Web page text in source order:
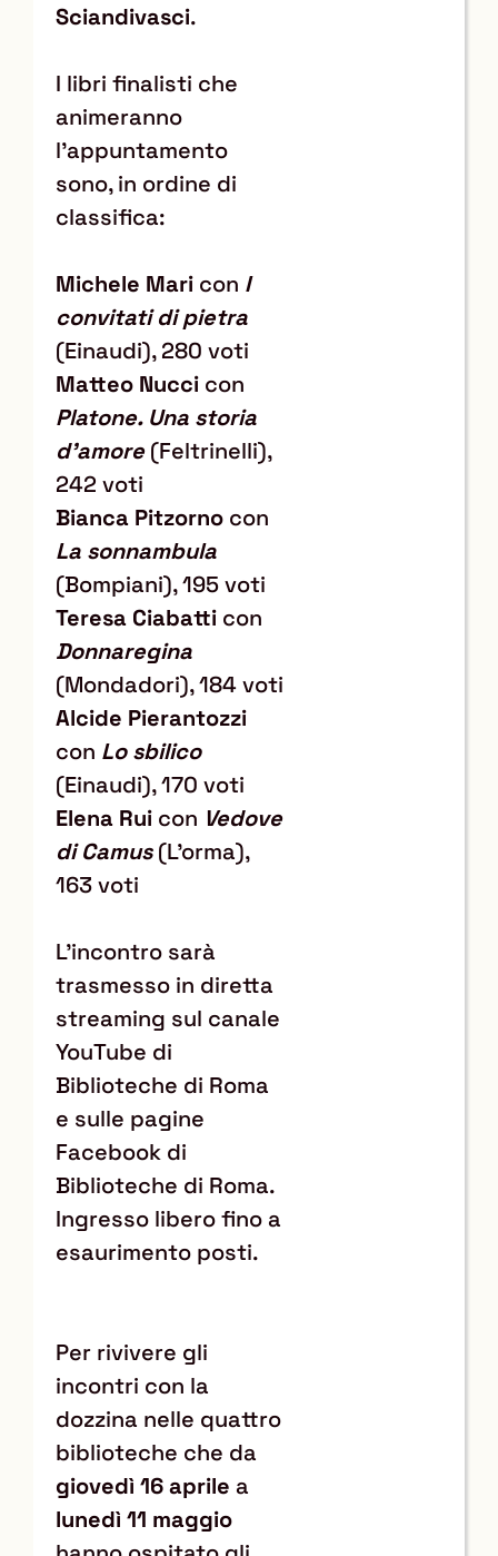
Sciandivasci.
I libri finalisti che
animeranno
l'appuntamento
sono, in ordine di
classifica:
Michele Mari con I
convitati di pietra
(Einaudi), 280 voti
Matteo Nucci con
Platone. Una storia
d’amore(Feltrinelli),
242 voti
Bianca Pitzorno con
La sonnambula
(Bompiani), 195 voti
Teresa Ciabatti con
Donnaregina
(Mondadori), 184 voti
Alcide Pierantozzi
con Lo sbilico
(Einaudi), 170 voti
Elena Rui con Vedove
di Camus (L’orma),
163 voti
L'incontro sarà
trasmesso in diretta
streaming sul canale
YouTube di
Biblioteche di Roma
e sulle pagine
Facebook di
Biblioteche di Roma.
Ingresso libero fino a
esaurimento posti.
Per rivivere gli
incontri con la
dozzina nelle quattro
biblioteche che da
giovedì 16 aprile a
lunedì 11 maggio